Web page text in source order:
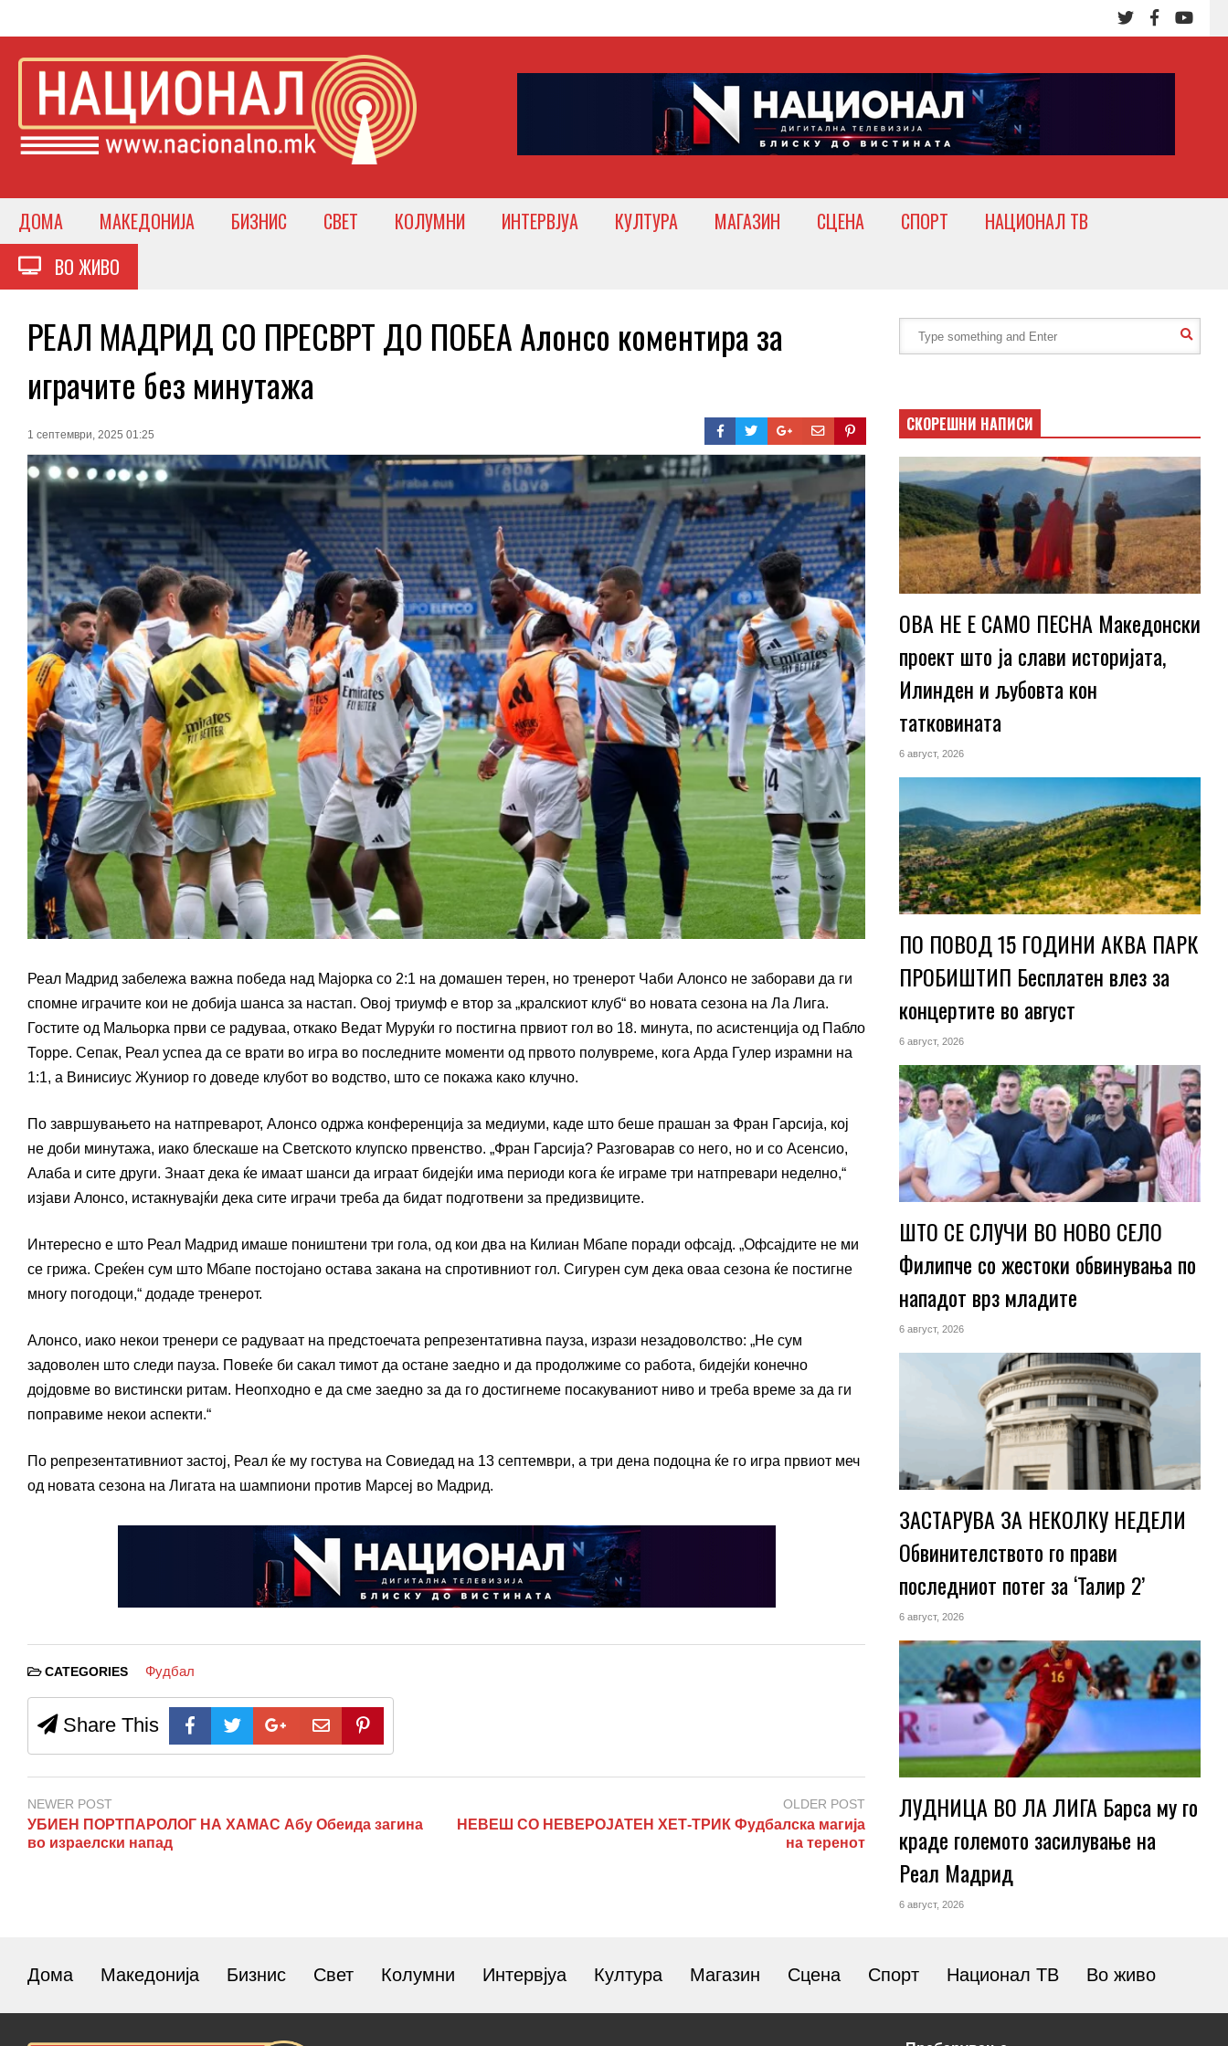
ДОМА МАКЕДОНИЈА БИЗНИС СВЕТ КОЛУМНИ ИНТЕРВЈУА КУЛТУРА МАГАЗИН СЦЕНА СПОРТ
НАЦИОНАЛ ТВ
ВО ЖИВО
РЕАЛ МАДРИД СО ПРЕСВРТ ДО ПОБЕА Алонсо коментира за
играчите без минутажа
1 септември, 2025 01:25
Реал Мадрид забележа важна победа над Мајорка со 2:1 на домашен терен, но тренерот Чаби Алонсо не заборави да ги
спомне играчите кои не добија шанса за настап. Овој триумф е втор за „кралскиот клуб“ во новата сезона на Ла Лига.
Гостите од Мальорка први се радуваа, откако Ведат Муруќи го постигна првиот гол во 18. минута, по асистенција од Пабло
Торре. Сепак, Реал успеа да се врати во игра во последните моменти од првото полувреме, кога Арда Гулер израмни на
1:1, а Винисиус Жуниор го доведе клубот во водство, што се покажа како клучно.
По завршувањето на натпреварот, Алонсо одржа конференција за медиуми, каде што беше прашан за Фран Гарсија, кој
не доби минутажа, иако блескаше на Светското клупско првенство. „Фран Гарсија? Разговарав со него, но и со Асенсио,
Алаба и сите други. Знаат дека ќе имаат шанси да играат бидејќи има периоди кога ќе играме три натпревари неделно,“
изјави Алонсо, истакнувајќи дека сите играчи треба да бидат подготвени за предизвиците.
Интересно е што Реал Мадрид имаше поништени три гола, од кои два на Килиан Мбапе поради офсајд. „Офсајдите не ми
се грижа. Среќен сум што Мбапе постојано остава закана на спротивниот гол. Сигурен сум дека оваа сезона ќе постигне
многу погодоци,“ додаде тренерот.
Алонсо, иако некои тренери се радуваат на предстоечата репрезентативна пауза, изрази незадоволство: „Не сум
задоволен што следи пауза. Повеќе би сакал тимот да остане заедно и да продолжиме со работа, бидејќи конечно
дојдовме во вистински ритам. Неопходно е да сме заедно за да го достигнеме посакуваниот ниво и треба време за да ги
поправиме некои аспекти.“
По репрезентативниот застој, Реал ќе му гостува на Совиедад на 13 септември, а три дена подоцна ќе го игра првиот меч
од новата сезона на Лигата на шампиони против Марсеј во Мадрид.
CATEGORIES Фудбал
Share This
NEWER POST
УБИЕН ПОРТПАРОЛОГ НА ХАМАС Абу Обеида загина
во израелски напад
OLDER POST
НЕВЕШ СО НЕВЕРОЈАТЕН ХЕТ-ТРИК Фудбалска магија
на теренот
СКОРЕШНИ НАПИСИ
ОВА НЕ Е САМО ПЕСНА Македонски
проект што ја слави историјата,
Илинден и љубовта кон
татковината
6 август, 2026
ПО ПОВОД 15 ГОДИНИ АКВА ПАРК
ПРОБИШТИП Бесплатен влез за
концертите во август
6 август, 2026
ШТО СЕ СЛУЧИ ВО НОВО СЕЛО
Филипче со жестоки обвинувања по
нападот врз младите
6 август, 2026
ЗАСТАРУВА ЗА НЕКОЛКУ НЕДЕЛИ
Обвинителството го прави
последниот потег за ‘Талир 2’
6 август, 2026
ЛУДНИЦА ВО ЛА ЛИГА Барса му го
краде големото засилување на
Реал Мадрид
6 август, 2026
Дома Македонија Бизнис Свет Колумни Интервјуа Култура Магазин Сцена Спорт Национал ТВ Во живо